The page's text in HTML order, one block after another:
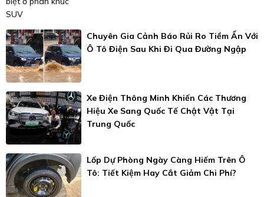
Chuyên Gia Cảnh Báo Rủi Ro Tiềm Ẩn Với
Ô Tô Điện Sau Khi Đi Qua Đường Ngập
Xe Điện Thông Minh Khiến Các Thương
Hiệu Xe Sang Quốc Tế Chật Vật Tại
Trung Quốc
Lốp Dự Phòng Ngày Càng Hiếm Trên Ô
Tô: Tiết Kiệm Hay Cắt Giảm Chi Phí?